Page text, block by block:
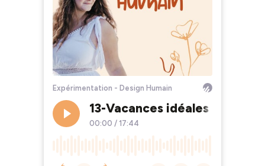
Expérimentation - Design Humain
13-Vacances idéales du
00:00 / 17:44